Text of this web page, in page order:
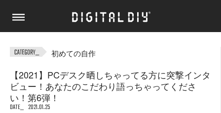
初めての自作
【2021】PCデスク晒しちゃってる方に突撃インタ
ビュー！あなたのこだわり語っちゃってくださ
い！第6弾！
DATE
2021.01.25